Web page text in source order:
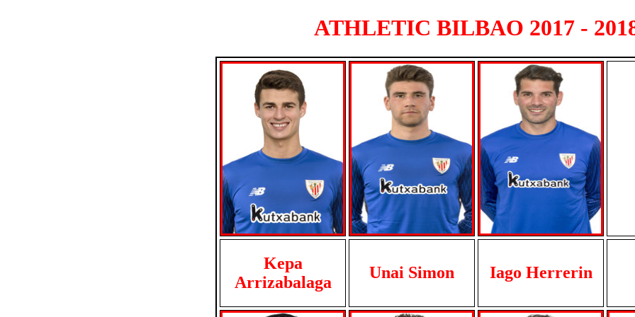
ATHLETIC BILBAO 2017 -
Kepa
Arrizabalaga
Unai Simon Iago Herrerin